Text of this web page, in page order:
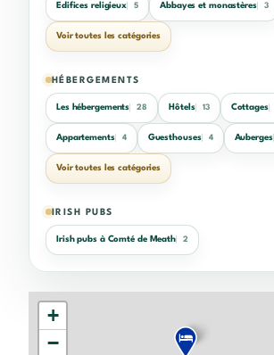
Edifices religieux 5 Abbayes et monastères 3
Voir toutes les catégories
HÉBERGEMENTS
Les hébergements 28 Hôtels 13 Cottages
Appartements 4 Guesthouses 4 Auberges
Voir toutes les catégories
IRISH PUBS
Irish pubs à Comté de Meath 2
+
−